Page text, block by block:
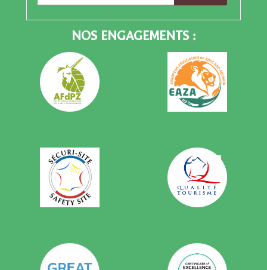
NOS ENGAGEMENTS :